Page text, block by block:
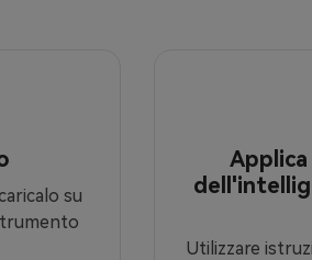
su
Utilizzare